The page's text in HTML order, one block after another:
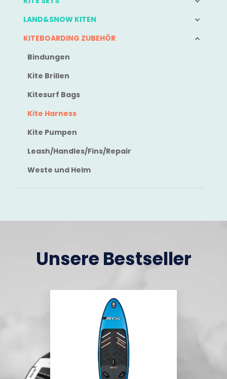
LAND&SNOW KITEN
KITEBOARDING ZUBEHÖR
Bindungen
Kite Brillen
Kitesurf Bags
Kite Harness
Kite Pumpen
Leash/Handles/Fins/Repair
Weste und Helm
Unsere Bestseller